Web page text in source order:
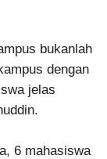
bukanlah
dengan
jelas
6 mahasiswa